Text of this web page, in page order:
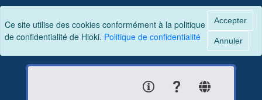
Ce site utilise des cookies conformément à la politique
de confidentialité de Hioki. Politique de confidentialité
Accepter
Annuler